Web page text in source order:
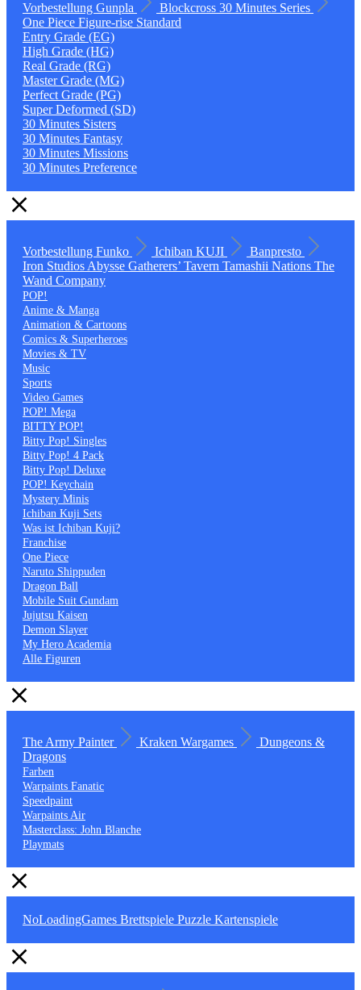
Vorbestellung Gunpla Blockcross 30 Minutes Series
One Piece Figure-rise Standard
Entry Grade (EG)
High Grade (HG)
Real Grade (RG)
Master Grade (MG)
Perfect Grade (PG)
Super Deformed (SD)
30 Minutes Sisters
30 Minutes Fantasy
30 Minutes Missions
30 Minutes Preference
Vorbestellung Funko Ichiban KUJI
Banpresto
Iron Studios Abysse Gatherers’ Tavern Tamashii Nations The
Wand Company
POP!
Anime & Manga
Animation & Cartoons
Comics & Superheroes
Movies & TV
Music
Sports
Video Games
POP! Mega
BITTY POP!
Bitty Pop! Singles
Bitty Pop! 4 Pack
Bitty Pop! Deluxe
POP! Keychain
Mystery Minis
Ichiban Kuji Sets
Was ist Ichiban Kuji?
Franchise
One Piece
Naruto Shippuden
Dragon Ball
Mobile Suit Gundam
Jujutsu Kaisen
Demon Slayer
My Hero Academia
Alle Figuren
The Army Painter Kraken Wargames
Dungeons &
Dragons
Farben
Warpaints Fanatic
Speedpaint
Warpaints Air
Masterclass: John Blanche
Playmats
NoLoadingGames Brettspiele Puzzle Kartenspiele